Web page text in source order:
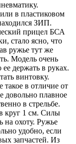
в пластиковом
ЗИП.
прицел БСА
стало ясно, что
ружье тут же
Модель очень
держать в руках.
винтовку.
в отличие от
довольно плавное
в стрельбе.
круг 1 см. Силы
на охоту. Ружье
удобно, если
запчастей. Из